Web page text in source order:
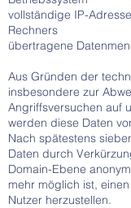
vollständige IP-
Rechners
übertragene
Aus Gründen der
insbesondere zur
Angriffsversuchen auf
werden diese Daten
Nach spätestens
Daten durch
Domain-Ebene
mehr möglich ist,
Nutzer herzustellen.